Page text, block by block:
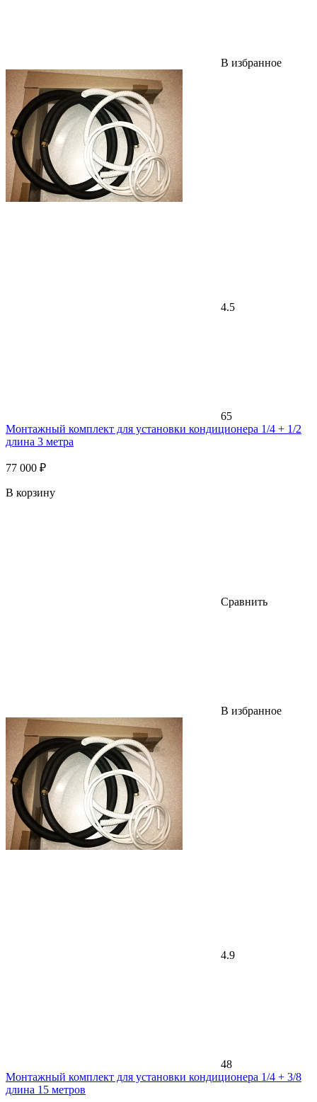
В избранное
4.5
65
Монтажный комплект для установки кондиционера 1/4 + 1/2
длина 3 метра
77 000 ₽
В корзину
Сравнить
В избранное
4.9
48
Монтажный комплект для установки кондиционера 1/4 + 3/8
длина 15 метров